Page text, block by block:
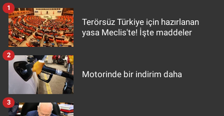
Terörsüz Türkiye için hazırlanan
yasa Meclis'te! İşte maddeler
1
Motorinde bir indirim daha
2
3